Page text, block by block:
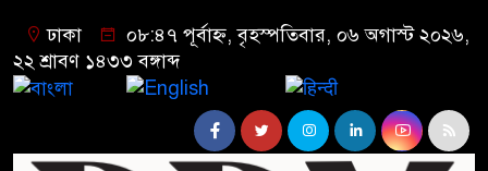
ঢাকা
০৮:৪৭ পূর্বাহ্ন, বৃহস্পতিবার, ০৬ অগাস্ট ২০২৬,
২২ শ্রাবণ ১৪৩৩ বঙ্গাব্দ